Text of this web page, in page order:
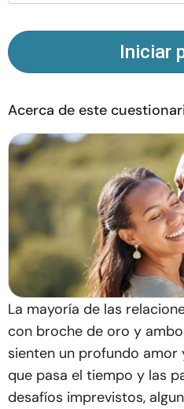
Idioma
Sobre nosotros Contáctanos
nosotros
© Copyright 2026. Todos
Iniciar
Acerca de este
La mayoría de las
con broche de oro y
sienten un profundo amor
que pasa el tiempo y las
desafíos imprevistos,